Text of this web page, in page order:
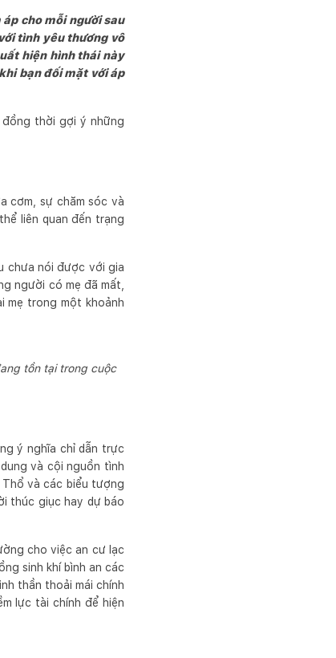
cho mỗi người sau
tình yêu thương vô
hiện hình thái này
bạn đối mặt với áp
đồng thời gợi ý những
cơm, sự chăm sóc và
liên quan đến trạng
chưa nói được với gia
người có mẹ đã mất,
mẹ trong một khoảnh
tồn tại trong cuộc
ý nghĩa chỉ dẫn trực
và cội nguồn tình
và các biểu tượng
thúc giục hay dự báo
cho việc an cư lạc
sinh khí bình an các
thần thoải mái chính
lực tài chính để hiện